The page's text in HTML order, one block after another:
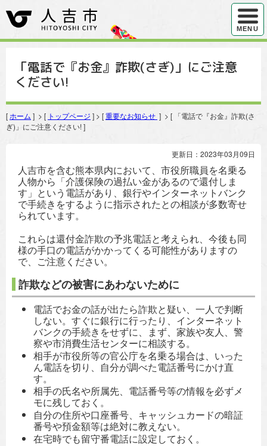
ハンバ
MENU
「電話で『お金』詐欺(さぎ)」にご注意
ください!
[ ホーム ] > [ トップページ ] > [重要なお知らせ ] > [ 「電話で『お金』詐欺(さ
ぎ)」にご注意ください! ]
更新日：2023年03月09日
人吉市を含む熊本県内において、市役所職員を名乗る
人物から「介護保険の過払い金があるので還付しま
す」という電話があり、銀行やインターネットバンク
で手続きをするように指示されたとの相談が多数寄せ
られています。
これらは還付金詐欺の予兆電話と考えられ、今後も同
様の手口の電話がかかってくる可能性がありますの
で、ご注意ください。
詐欺などの被害にあわないために
電話でお金の話が出たら詐欺と疑い、一人で判断
しない。すぐに銀行に行ったり、インターネット
バンクの手続きをせずに、まず、家族や友人、警
察や市消費生活センターに相談する。
相手が市役所等の官公庁を名乗る場合は、いった
ん電話を切り、自分が調べた電話番号にかけ直
す。
相手の氏名や所属先、電話番号等の情報を必ずメ
モに残しておく。
自分の住所や口座番号、キャッシュカードの暗証
番号や預金額等は絶対に教えない。
在宅時でも留守番電話に設定しておく。